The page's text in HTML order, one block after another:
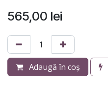
565,00 lei
Adaugă în coș